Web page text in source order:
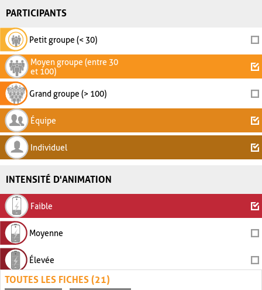
PARTICIPANTS
Petit groupe (< 30)
Moyen groupe (entre 30
et 100)
Grand groupe (> 100)
Équipe
Individuel
INTENSITÉ D'ANIMATION
Faible
Moyenne
Élevée
TOUTES LES FICHES (21)